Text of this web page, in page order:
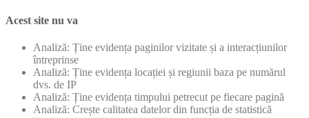
Acest site nu va
Analiză: Ține evidența paginilor vizitate și a interacțiunilor
întreprinse
Analiză: Ține evidența locației și regiunii baza pe numărul
dvs. de IP
Analiză: Ține evidența timpului petrecut pe fiecare pagină
Analiză: Crește calitatea datelor din funcția de statistică